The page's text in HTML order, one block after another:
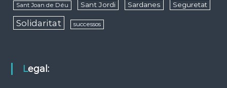
Sant Joan de Déu Sant Jordi Sardanes Seguretat
Solidaritat successos
Legal: